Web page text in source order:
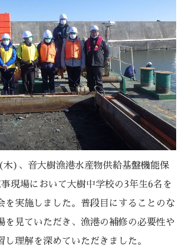
)、音大樹漁港水産物供給基盤機能保
現場において大樹中学校の3年生6名を
を実施しました。普段目にすることのな
を見ていただき、漁港の補修の必要性や
し理解を深めていただきました。